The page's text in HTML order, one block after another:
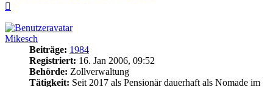
Mikesch
Beiträge: 1984
Registriert: 16. Jan 2006, 09:52
Behörde: Zollverwaltung
Tätigkeit: Seit 2017 als Pensionär dauerhaft als Nomade im